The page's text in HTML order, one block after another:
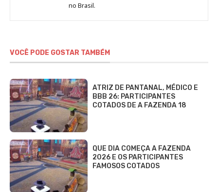
DCI
no Brasil.
VOCÊ PODE GOSTAR TAMBÉM
ATRIZ DE PANTANAL, MÉDICO E
BBB 26: PARTICIPANTES
COTADOS DE A FAZENDA 18
QUE DIA COMEÇA A FAZENDA
2026 E OS PARTICIPANTES
FAMOSOS COTADOS